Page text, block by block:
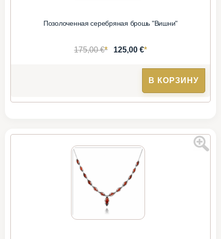
Позолоченная серебряная брошь "Вишни"
175,00 €* 125,00 €*
В КОРЗИНУ